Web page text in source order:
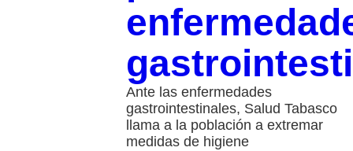
Ante las enfermedades
gastrointestinales, Salud Tabasco
llama a la población a extremar
medidas de higiene